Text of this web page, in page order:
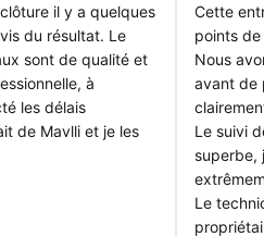
il y a quelques
du résultat. Le
sont de qualité et
à
les délais
de Mavlli et je les
Cette
points
Nous
avant de
Le suivi
superbe,
Le